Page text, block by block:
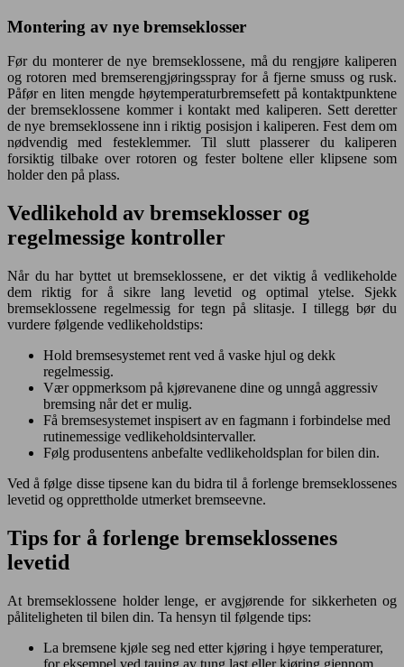
Montering av nye bremseklosser
Før du monterer de nye bremseklossene, må du rengjøre kaliperen
og rotoren med bremserengjøringsspray for å fjerne smuss og rusk.
Påfør en liten mengde høytemperaturbremsefett på kontaktpunktene
der bremseklossene kommer i kontakt med kaliperen. Sett deretter
de nye bremseklossene inn i riktig posisjon i kaliperen. Fest dem om
nødvendig med festeklemmer. Til slutt plasserer du kaliperen
forsiktig tilbake over rotoren og fester boltene eller klipsene som
holder den på plass.
Vedlikehold av bremseklosser og
regelmessige kontroller
Når du har byttet ut bremseklossene, er det viktig å vedlikeholde
dem riktig for å sikre lang levetid og optimal ytelse. Sjekk
bremseklossene regelmessig for tegn på slitasje. I tillegg bør du
vurdere følgende vedlikeholdstips:
Hold bremsesystemet rent ved å vaske hjul og dekk
regelmessig.
Vær oppmerksom på kjørevanene dine og unngå aggressiv
bremsing når det er mulig.
Få bremsesystemet inspisert av en fagmann i forbindelse med
rutinemessige vedlikeholdsintervaller.
Følg produsentens anbefalte vedlikeholdsplan for bilen din.
Ved å følge disse tipsene kan du bidra til å forlenge bremseklossenes
levetid og opprettholde utmerket bremseevne.
Tips for å forlenge bremseklossenes
levetid
At bremseklossene holder lenge, er avgjørende for sikkerheten og
påliteligheten til bilen din. Ta hensyn til følgende tips:
La bremsene kjøle seg ned etter kjøring i høye temperaturer,
for eksempel ved tauing av tung last eller kjøring gjennom